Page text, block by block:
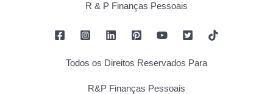
R & P Finanças Pessoais
Todos os Direitos Reservados Para
R&P Finanças Pessoais